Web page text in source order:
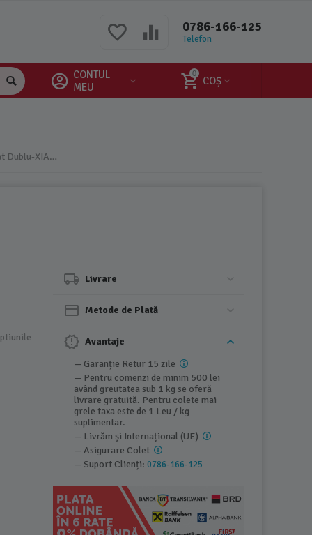
0786-166-125
Telefon
0
COȘ
CONTUL
MEU
Lenjerie Cocolino 4 Piese Pentru Pat Dublu-XIA74
Livrare
Metode de Plată
Avantaje
— Garanție Retur 15 zile
— Pentru comenzi de minim 500 lei
având greutatea sub 1 kg se oferă
livrare gratuită. Pentru colete mai
grele taxa este de 1 Leu / kg
suplimentar.
— Livrăm și Internațional (UE)
— Asigurare Colet
— Suport Clienți:0786-166-125